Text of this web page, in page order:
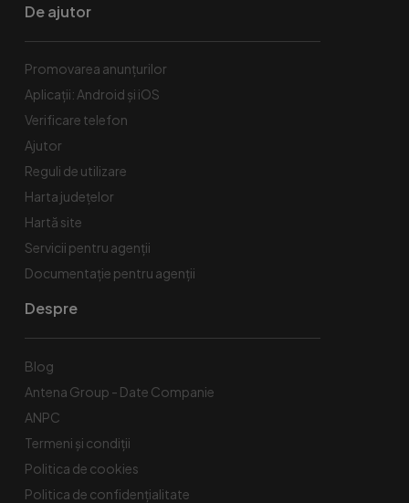
De ajutor
Promovarea anunțurilor
Aplicații: Android și iOS
Verificare telefon
Ajutor
Reguli de utilizare
Harta județelor
Hartă site
Servicii pentru agenții
Documentație pentru agenții
Despre
Blog
Antena Group - Date Companie
ANPC
Termeni și condiții
Politica de cookies
Politica de confidențialitate